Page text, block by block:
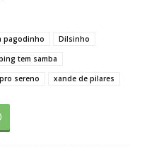
pagodinho
Dilsinho
tem samba
sereno xande de pilares